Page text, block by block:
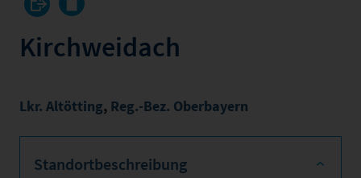
Kirchweidach
Lkr. Altötting, Reg.-Bez. Oberbayern
Standortbeschreibung